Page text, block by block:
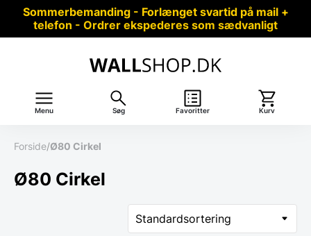
Sommerbemanding - Forlænget svartid på mail +
telefon - Ordrer ekspederes som sædvanligt
Menu Søg Favoritter Kurv
Forside/Ø80 Cirkel
Ø80 Cirkel